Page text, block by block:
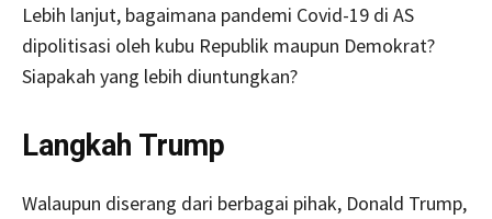
Lebih lanjut, bagaimana pandemi Covid-19 di AS
dipolitisasi oleh kubu Republik maupun Demokrat?
Siapakah yang lebih diuntungkan?
Langkah Trump
Walaupun diserang dari berbagai pihak, Donald Trump,